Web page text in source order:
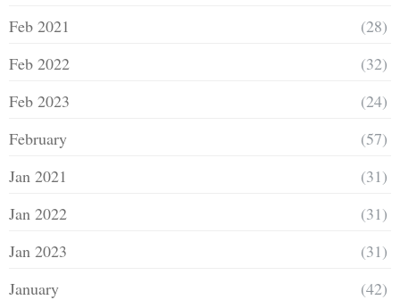
Feb 2021
(28)
Feb 2022
(32)
Feb 2023
(24)
February
(57)
Jan 2021
(31)
Jan 2022
(31)
Jan 2023
(31)
January
(42)